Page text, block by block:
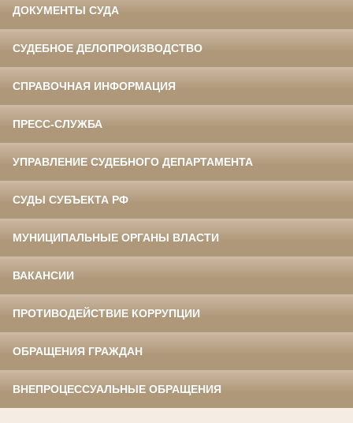
ДОКУМЕНТЫ СУДА
СУДЕБНОЕ ДЕЛОПРОИЗВОДСТВО
СПРАВОЧНАЯ ИНФОРМАЦИЯ
ПРЕСС-СЛУЖБА
УПРАВЛЕНИЕ СУДЕБНОГО ДЕПАРТАМЕНТА
СУДЫ СУБЪЕКТА РФ
МУНИЦИПАЛЬНЫЕ ОРГАНЫ ВЛАСТИ
ВАКАНСИИ
ПРОТИВОДЕЙСТВИЕ КОРРУПЦИИ
ОБРАЩЕНИЯ ГРАЖДАН
ВНЕПРОЦЕССУАЛЬНЫЕ ОБРАЩЕНИЯ